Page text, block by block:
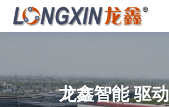
龙鑫智能 驱